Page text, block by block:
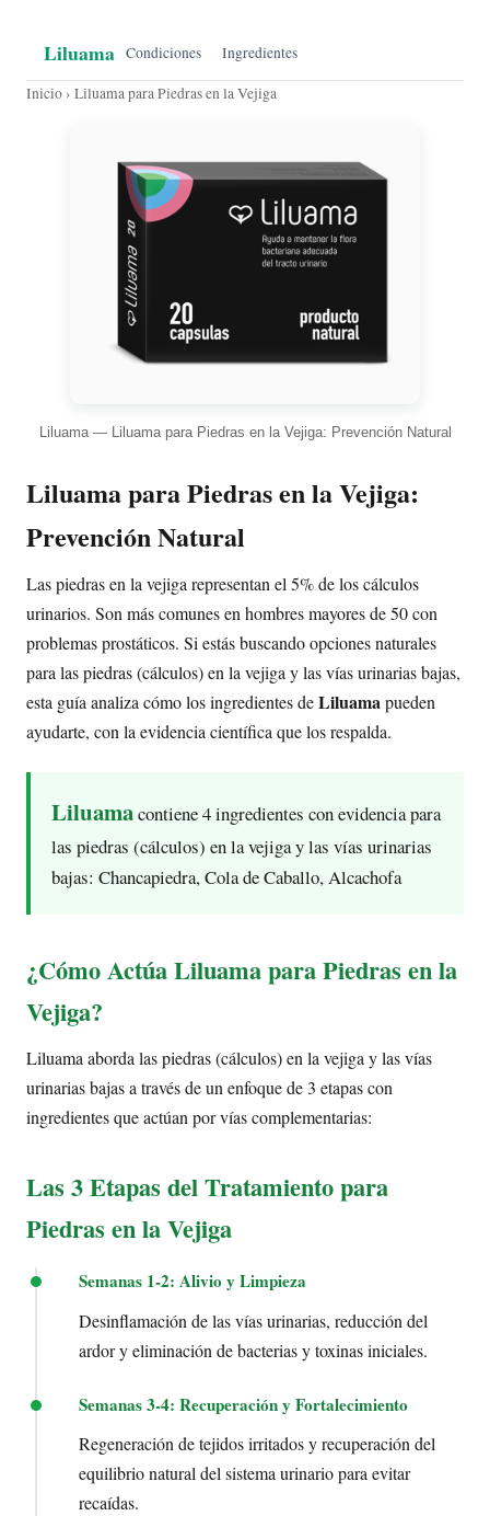
Liluama Condiciones Ingredientes
Inicio› Liluama para Piedras en la Vejiga
Liluama — Liluama para Piedras en la Vejiga: Prevención Natural
Liluama para Piedras en la Vejiga:
Prevención Natural
Las piedras en la vejiga representan el 5% de los cálculos
urinarios. Son más comunes en hombres mayores de 50 con
problemas prostáticos. Si estás buscando opciones naturales
para las piedras (cálculos) en la vejiga y las vías urinarias bajas,
esta guía analiza cómo los ingredientes deLiluamapueden
ayudarte, con la evidencia científica que los respalda.
Liluamacontiene 4 ingredientes con evidencia para
las piedras (cálculos) en la vejiga y las vías urinarias
bajas: Chancapiedra, Cola de Caballo, Alcachofa
¿Cómo Actúa Liluama para Piedras en la
Vejiga?
Liluama aborda las piedras (cálculos) en la vejiga y las vías
urinarias bajas a través de un enfoque de 3 etapas con
ingredientes que actúan por vías complementarias:
Las 3 Etapas del Tratamiento para
Piedras en la Vejiga
Semanas 1-2: Alivio y Limpieza
Desinflamación de las vías urinarias, reducción del
ardor y eliminación de bacterias y toxinas iniciales.
Semanas 3-4: Recuperación y Fortalecimiento
Regeneración de tejidos irritados y recuperación del
equilibrio natural del sistema urinario para evitar
recaídas.